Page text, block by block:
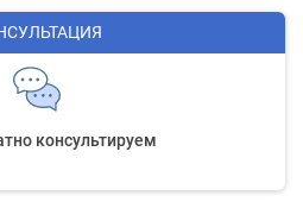
консультируем